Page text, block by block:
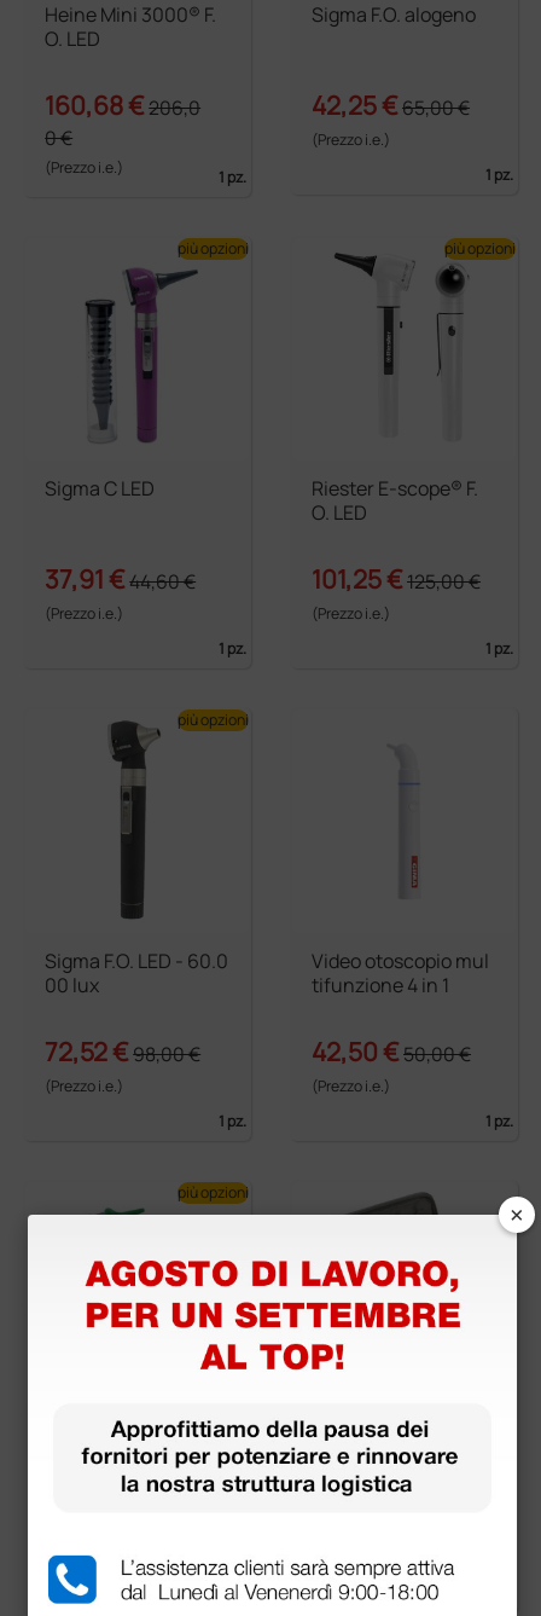
Heine Mini 3000® F.
O. LED
160,68 €206,0
0 €
(Prezzo i.e.) 1 pz.
Sigma F.O. alogeno
42,25 €65,00 €
(Prezzo i.e.)
1 pz.
Sigma C LED
37,91 €44,60 €
(Prezzo i.e.)
1 pz.
più opzioni
Riester E-scope® F.
O. LED
101,25 €125,00 €
(Prezzo i.e.)
1 pz.
più opzioni
Sigma F.O. LED - 60.0
00 lux
72,52 €98,00 €
(Prezzo i.e.)
1 pz.
più opzioni
Video otoscopio mul
tifunzione 4 in 1
42,50 €50,00 €
(Prezzo i.e.)
1 pz.
alogeno Parker
(Prezzo i.e.)
1 pz.
più opzioni
veterinaria operativo
Gima alogeno
(Prezzo i.e.)
×